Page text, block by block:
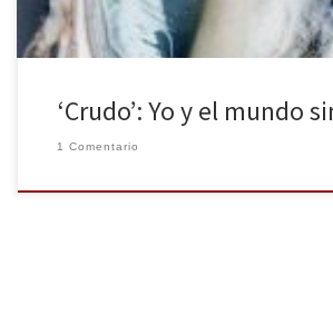
‘Crudo’: Yo y el mundo
1 Comentario